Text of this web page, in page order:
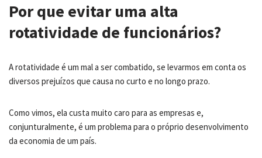
Por que evitar uma alta
rotatividade de funcionários?
A rotatividade é um mal a ser combatido, se levarmos em conta os
diversos prejuízos que causa no curto e no longo prazo.
Como vimos, ela custa muito caro para as empresas e,
conjunturalmente, é um problema para o próprio desenvolvimento
da economia de um país.